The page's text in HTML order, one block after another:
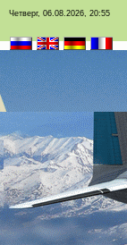
Четверг, 06.08.2026, 20:55